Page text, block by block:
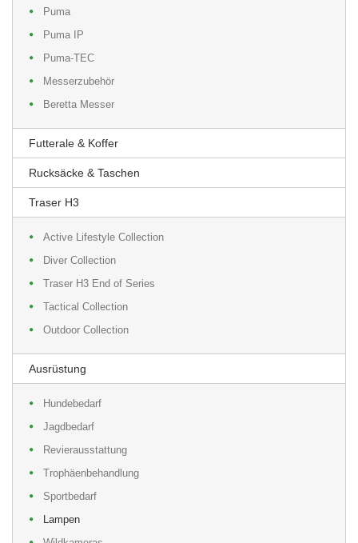
Puma
Puma IP
Puma-TEC
Messerzubehör
Beretta Messer
Futterale & Koffer
Rucksäcke & Taschen
Traser H3
Active Lifestyle Collection
Diver Collection
Traser H3 End of Series
Tactical Collection
Outdoor Collection
Ausrüstung
Hundebedarf
Jagdbedarf
Revierausstattung
Trophäenbehandlung
Sportbedarf
Lampen